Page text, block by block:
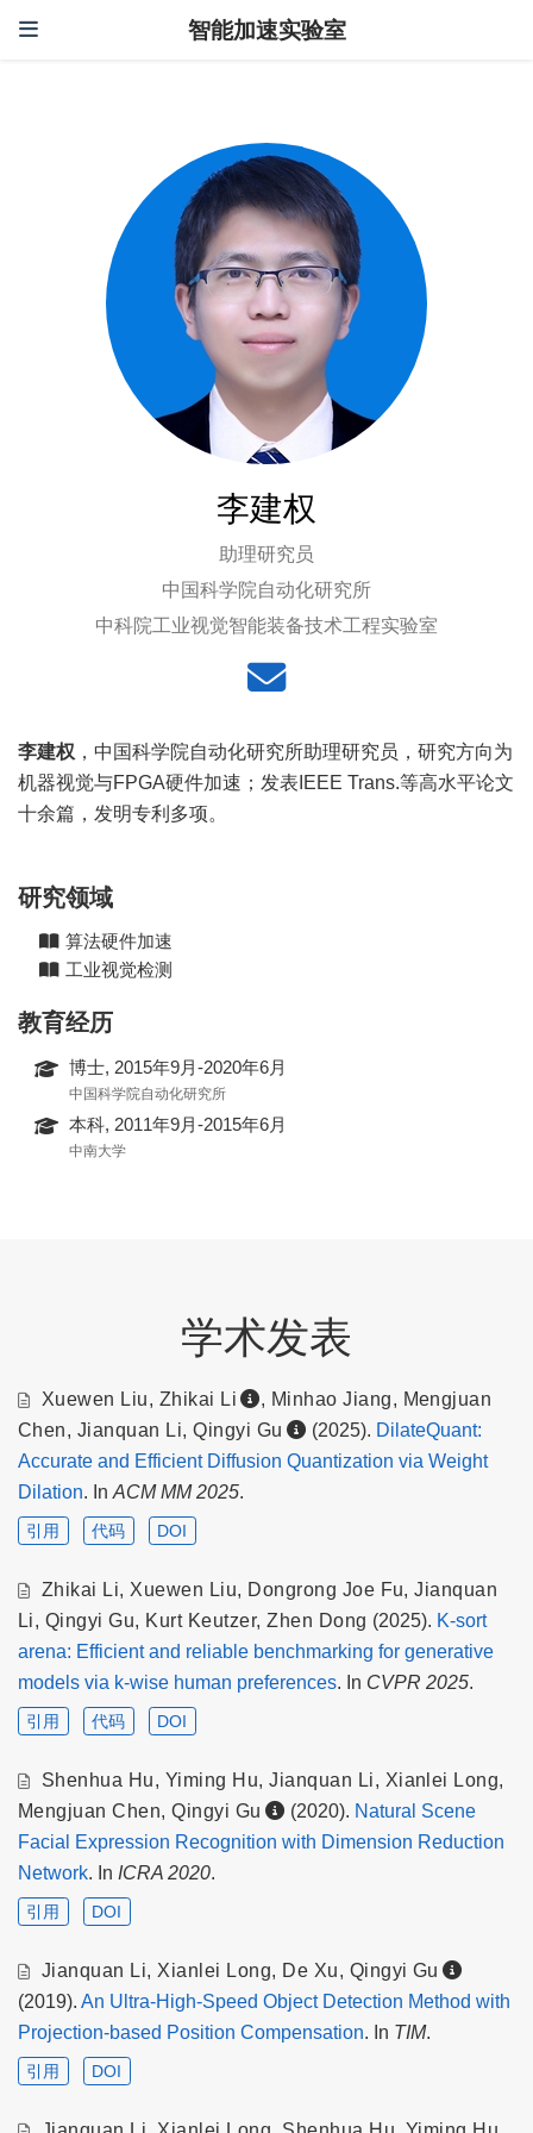
智能加速实验室
李建权
助理研究员
中国科学院自动化研究所
中科院工业视觉智能装备技术工程实验室
李建权 ，中国科学院自动化研究所助理研究员，研究方向为
机器视觉与FPGA硬件加速；发表IEEE Trans.等高水平论文
十余篇，发明专利多项。
研究领域
算法硬件加速
工业视觉检测
教育经历
博士, 2015年9月-2020年6月
中国科学院自动化研究所
本科, 2011年9月-2015年6月
中南大学
学术发表
Xuewen Liu, Zhikai Li , Minhao Jiang, Mengjuan
Chen, Jianquan Li,Qingyi Gu (2025). DilateQuant:
Accurate and Efficient Diffusion Quantization via Weight
Dilation. In ACM MM 2025.
引用 代码 DOI
Zhikai Li, Xuewen Liu, Dongrong Joe Fu,Jianquan
Li, Qingyi Gu, Kurt Keutzer,Zhen Dong (2025). K-sort
arena: Efficient and reliable benchmarking for generative
models via k-wise human preferences. In CVPR 2025.
引用 代码 DOI
Shenhua Hu, Yiming Hu,Jianquan Li, Xianlei Long,
Mengjuan Chen,Qingyi Gu (2020). Natural Scene
Facial Expression Recognition with Dimension Reduction
Network. In ICRA 2020.
引用 DOI
Jianquan Li, Xianlei Long, De Xu, Qingyi Gu
(2019). An Ultra-High-Speed Object Detection Method with
Projection-based Position Compensation. In TIM.
引用 DOI